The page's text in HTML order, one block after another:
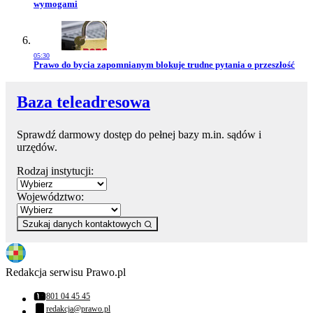
wymogami
05:30
Przejdź do artykułu:
Prawo do bycia zapomnianym blokuje trudne pytania o przeszłość
Baza teleadresowa
Sprawdź darmowy dostęp do pełnej bazy m.in. sądów i
urzędów.
Rodzaj instytucji:
Województwo:
Szukaj danych kontaktowych
Redakcja serwisu Prawo.pl
Numer telefonu:
801 04 45 45
redakcja@prawo.pl